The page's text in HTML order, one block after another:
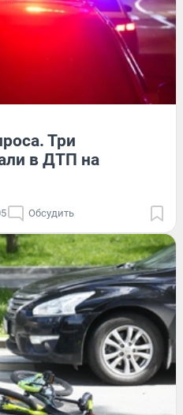
Три
в ДТП на
Обсудить